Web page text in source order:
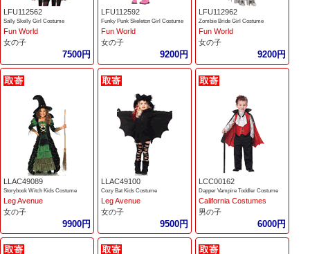
LFU112562
Sally Skelly Girl Costume
Fun World
女の子
7500円
LFU112592
Funky Punk Skeleton Girl Costume
Fun World
女の子
9200円
LFU112962
Zombie Bride Girl Costume
Fun World
女の子
9200円
LLAC49089
Storybook Witch Kids Costume
Leg Avenue
女の子
9900円
LLAC49100
Cozy Bat Kids Costume
Leg Avenue
女の子
9500円
LCC00162
Dapper Vampire Toddler Costume
California Costumes
男の子
6000円